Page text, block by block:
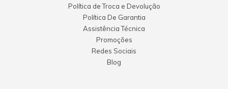
Política de Troca e Devolução
Política De Garantia
Assistência Técnica
Promoções
Redes Sociais
Blog